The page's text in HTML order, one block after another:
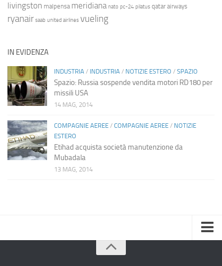
livingston malpensa meridiana nato pc-24 pilatus qatar airways
ryanair saab united airlines vueling
IN EVIDENZA
INDUSTRIA / INDUSTRIA / NOTIZIE ESTERO / SPAZIO
Spazio: Russia sospende vendita motori RD180 per
missili USA
14 MAG, 2014
COMPAGNIE AEREE / COMPAGNIE AEREE / NOTIZIE
ESTERO
Etihad acquista società manutenzione da
Mubadala
13 MAG, 2014